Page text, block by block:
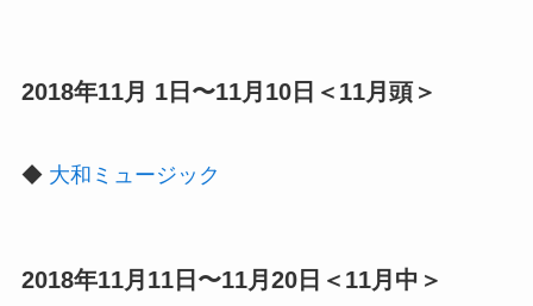
2018年11月 1日〜11月10日＜11月頭＞
◆ 大和ミュージック
2018年11月11日〜11月20日＜11月中＞